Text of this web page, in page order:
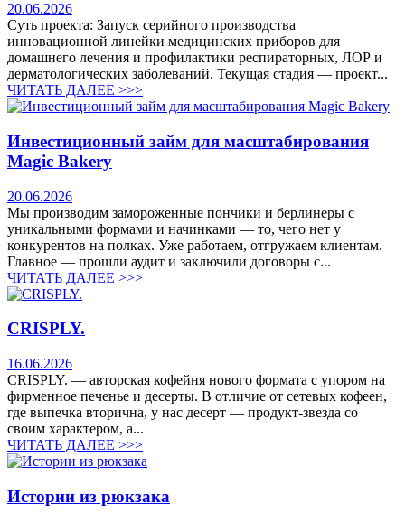
20.06.2026
Суть проекта: Запуск серийного производства
инновационной линейки медицинских приборов для
домашнего лечения и профилактики респираторных, ЛОР и
дерматологических заболеваний. Текущая стадия — проект...
ЧИТАТЬ ДАЛЕЕ >>>
Инвестиционный займ для масштабирования
Magic Bakery
20.06.2026
Мы производим замороженные пончики и берлинеры с
уникальными формами и начинками — то, чего нет у
конкурентов на полках. Уже работаем, отгружаем клиентам.
Главное — прошли аудит и заключили договоры с...
ЧИТАТЬ ДАЛЕЕ >>>
CRISPLY.
16.06.2026
CRISPLY. — авторская кофейня нового формата с упором на
фирменное печенье и десерты. В отличие от сетевых кофеен,
где выпечка вторична, у нас десерт — продукт-звезда со
своим характером, а...
ЧИТАТЬ ДАЛЕЕ >>>
Истории из рюкзака